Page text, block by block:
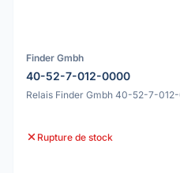
Finder Gmbh
40-52-7-012-0000
Relais Finder Gmbh 40-52-7-
Rupture de stock